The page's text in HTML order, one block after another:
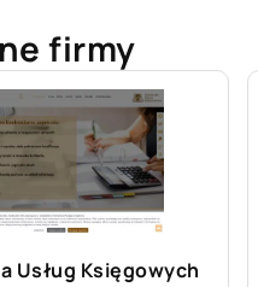
firmy
Usług Księgowych